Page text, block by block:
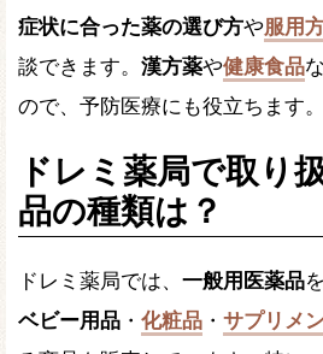
症状に合った薬の選び方や服用
談できます。 漢方薬や健康食品
ので、予防医療にも役立ちます。
ドレミ薬局で取り
品の種類は？
ドレミ薬局では、 一般用医薬品
ベビー用品 ・ 化粧品 ・ サプリメ